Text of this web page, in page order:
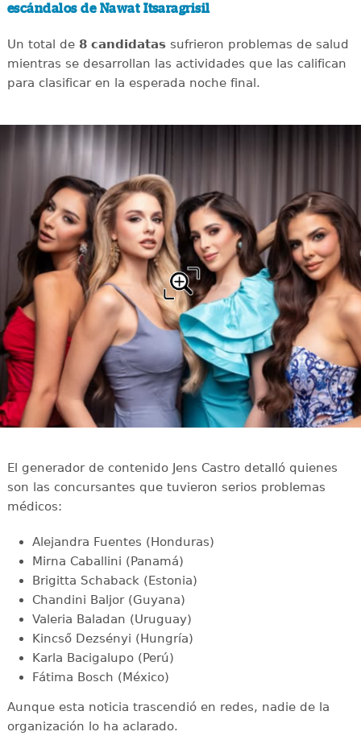
escándalos de Nawat Itsaragrisil
Un total de 8 candidatassufrieron problemas de salud
mientras se desarrollan las actividades que las califican
para clasificar en la esperada noche final.
El generador de contenido Jens Castro detalló quienes
son las concursantes que tuvieron serios problemas
médicos:
Alejandra Fuentes (Honduras)
Mirna Caballini (Panamá)
Brigitta Schaback (Estonia)
Chandini Baljor (Guyana)
Valeria Baladan (Uruguay)
Kincső Dezsényi (Hungría)
Karla Bacigalupo (Perú)
Fátima Bosch (México)
Aunque esta noticia trascendió en redes, nadie de la
organización lo ha aclarado.